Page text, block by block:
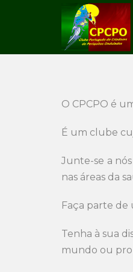
O CPCPO é
É um clube
Junte-se a
nas áreas da
Faça parte de
Tenha à sua
mundo ou